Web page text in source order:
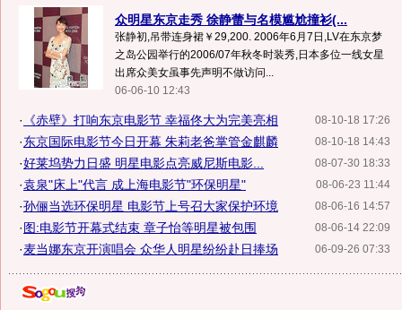
众明星东京走秀 徐静蕾与名模尴尬撞衫(...
张静初,吊带连身裙￥29,200. 2006年6月7日,LV在东京梦
之岛公园举行的2006/07年秋冬时装秀,日本多位一线女星
出席众美女虽事先声明不做访问...
06-06-10 12:43
08-10-18 17:26
· 《赤壁》打响东京电影节 幸福佟大为完美亮相
08-10-18 14:43
·东京国际电影节今日开幕 朱莉老爸掌管金麒麟
08-07-30 18:33
·好莱坞势力日盛 明星电影点亮威尼斯电影...
08-06-23 11:44
·袁泉"床上"代言 成上海电影节"环保明星"
08-06-16 14:57
·孙俪当选环保明星 电影节上号召大家保护环境
08-06-14 22:09
·图:电影节开幕式结束 章子怡等明星被包围
06-09-26 07:33
·麦当娜东京开演唱会 众华人明星纷纷赴日捧场